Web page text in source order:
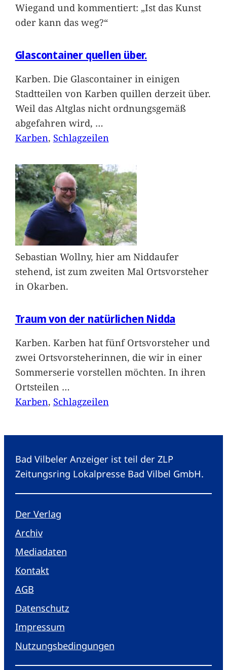
Wiegand und kommentiert: „Ist das Kunst
oder kann das weg?“
Glascontainer quellen über.
Karben. Die Glascontainer in einigen
Stadtteilen von Karben quillen derzeit über.
Weil das Altglas nicht ordnungsgemäß
abgefahren wird, …
Karben, Schlagzeilen
Sebastian Wollny, hier am Niddaufer
stehend, ist zum zweiten Mal Ortsvorsteher
in Okarben.
Traum von der natürlichen Nidda
Karben. Karben hat fünf Ortsvorsteher und
zwei Ortsvorsteherinnen, die wir in einer
Sommerserie vorstellen möchten. In ihren
Ortsteilen …
Karben, Schlagzeilen
Bad Vilbeler Anzeiger ist teil der ZLP
Zeitungsring Lokalpresse Bad Vilbel GmbH.
Der Verlag
Archiv
Mediadaten
Kontakt
AGB
Datenschutz
Impressum
Nutzungsbedingungen